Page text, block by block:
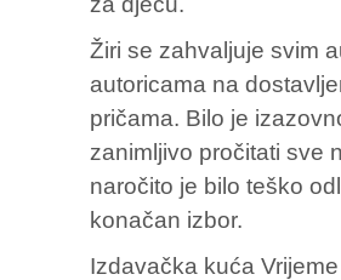
Žiri se zahvaljuje svim
autoricama na
pričama. Bilo je
zanimljivo pročitati sve
naročito je bilo teško
konačan izbor.
Izdavačka kuća